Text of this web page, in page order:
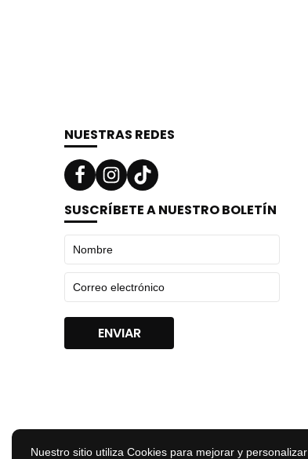
Nuestro sitio utiliza Cookies para mejorar y personalizar
NUESTRAS REDES
SUSCRÍBETE A NUESTRO BOLETÍN